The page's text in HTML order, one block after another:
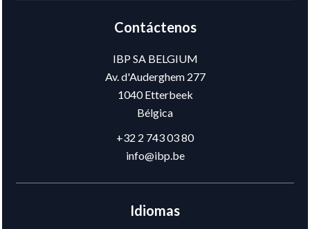
Contáctenos
IBP SA BELGIUM
Av. d'Auderghem 277
1040Etterbeek
Bélgica
+32 2 743 03 80
info@ibp.be
Idiomas